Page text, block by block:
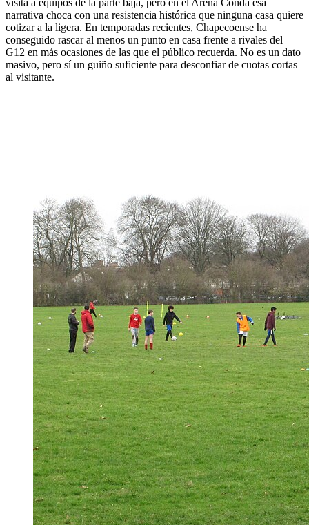
narrativa choca con una resistencia histórica que ninguna casa quiere
cotizar a la ligera. En temporadas recientes, Chapecoense ha
conseguido rascar al menos un punto en casa frente a rivales del
G12 en más ocasiones de las que el público recuerda. No es un dato
masivo, pero sí un guiño suficiente para desconfiar de cuotas cortas
al visitante.